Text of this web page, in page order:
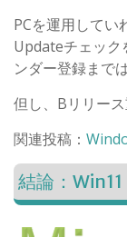
PCを運用してい
Updateチェック
ンダー登録まで
但し、Bリリー
関連投稿：
結論：